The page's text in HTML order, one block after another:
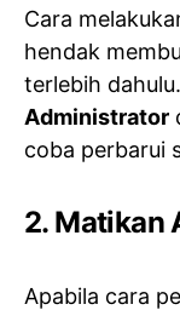
Cara
hendak
terlebih
Administrator
coba perbarui
2. Matikan
Apabila cara